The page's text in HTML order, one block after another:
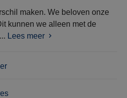
maken. We beloven onze
kunnen we alleen met de
Lees meer